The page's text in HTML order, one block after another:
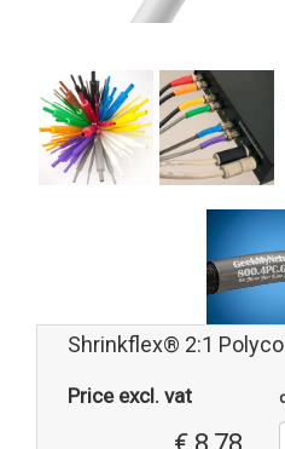
Shrinkflex® 2:1
Price excl. vat